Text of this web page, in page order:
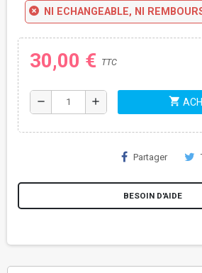
NI ECHANGEABLE, NI
30,00 € TTC
remove add shopping_cart
Partager
BESOIN D'AIDE